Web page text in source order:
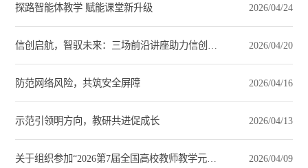
探路智能体教学 赋能课堂新升级 2026/04/24
2026/04/20
防范网络风险，共筑安全屏障 2026/04/16
示范引领明方向，教研共进促成长 2026/04/13
2026/04/09